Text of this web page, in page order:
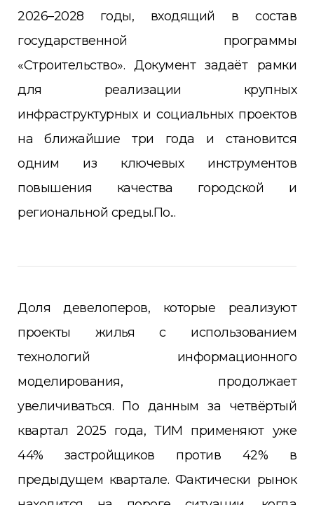
2026–2028 годы, входящий в состав
государственной программы
«Строительство». Документ задаёт рамки
для реализации крупных
инфраструктурных и социальных проектов
на ближайшие три года и становится
одним из ключевых инструментов
повышения качества городской и
региональной среды.По...
Доля девелоперов, которые реализуют
проекты жилья с использованием
технологий информационного
моделирования, продолжает
увеличиваться. По данным за четвёртый
квартал 2025 года, ТИМ применяют уже
44% застройщиков против 42% в
предыдущем квартале. Фактически рынок